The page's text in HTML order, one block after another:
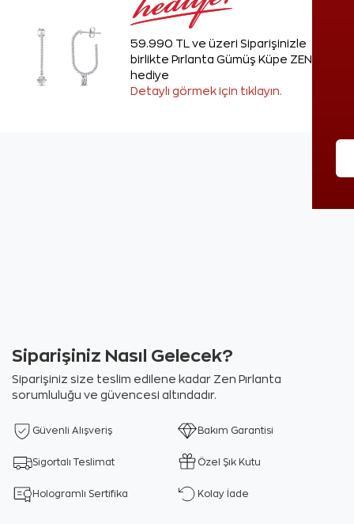
59.990 TL ve üzeri Siparişinizle
birlikte Pırlanta Gümüş Küpe ZEN'den
hediye
Detaylı görmek için tıklayın.
Siparişiniz Nasıl Gelecek?
Siparişiniz size teslim edilene kadar Zen Pırlanta
sorumluluğu ve güvencesi altındadır.
Güvenli Alışveriş Bakım Garantisi
Sigortalı Teslimat Özel Şık Kutu
Hologramlı Sertifika Kolay İade